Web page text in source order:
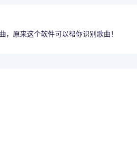
，原来这个软件可以帮你识别歌曲！